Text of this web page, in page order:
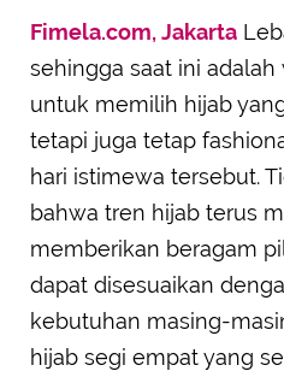
Fimela.com, Jakarta
sehingga saat ini
untuk memilih hijab
tetapi juga tetap
hari istimewa tersebut.
bahwa tren hijab terus
memberikan beragam
dapat disesuaikan
kebutuhan masing-
hijab segi empat yang